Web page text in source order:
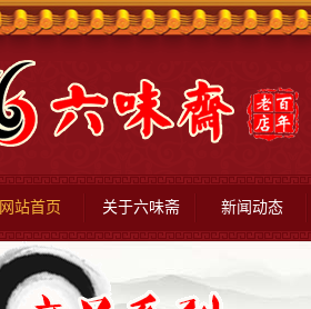
网站首页 关于六味斋 新闻动态